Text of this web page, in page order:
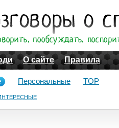
О сайте Правила
Персональные TOP